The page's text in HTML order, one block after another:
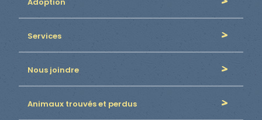
Services
Nous joindre
Animaux trouvés et perdus